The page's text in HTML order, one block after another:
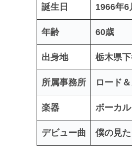
誕生日 1966年6
年齢 60歳
出身地 栃木県下
所属事務所 ロード
楽器 ボーカ
デビュー曲 僕の見